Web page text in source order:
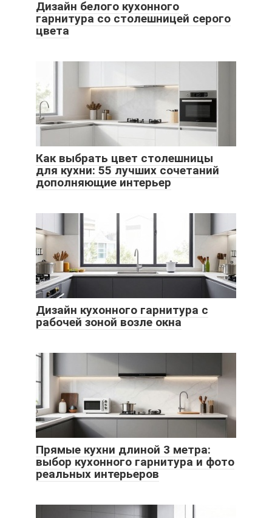
Дизайн белого кухонного
гарнитура со столешницей серого
цвета
Как выбрать цвет столешницы
для кухни: 55 лучших сочетаний
дополняющие интерьер
Дизайн кухонного гарнитура с
рабочей зоной возле окна
Прямые кухни длиной 3 метра:
выбор кухонного гарнитура и фото
реальных интерьеров